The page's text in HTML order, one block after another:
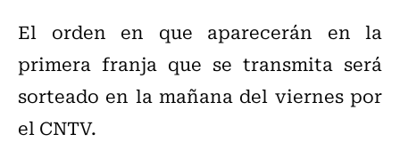
El orden en que aparecerán en la
primera franja que se transmita será
sorteado en la mañana del viernes por
el CNTV.